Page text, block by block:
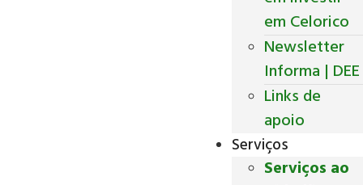
em Celorico
Newsletter
Informa | DEE
Links de
apoio
Serviços
Serviços ao